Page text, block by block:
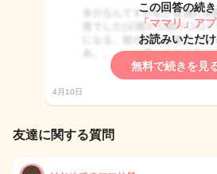
この回答の続
「ママリ」アプ
お読みいただけ
無料で続きを見
4月10日
友達に関する質問